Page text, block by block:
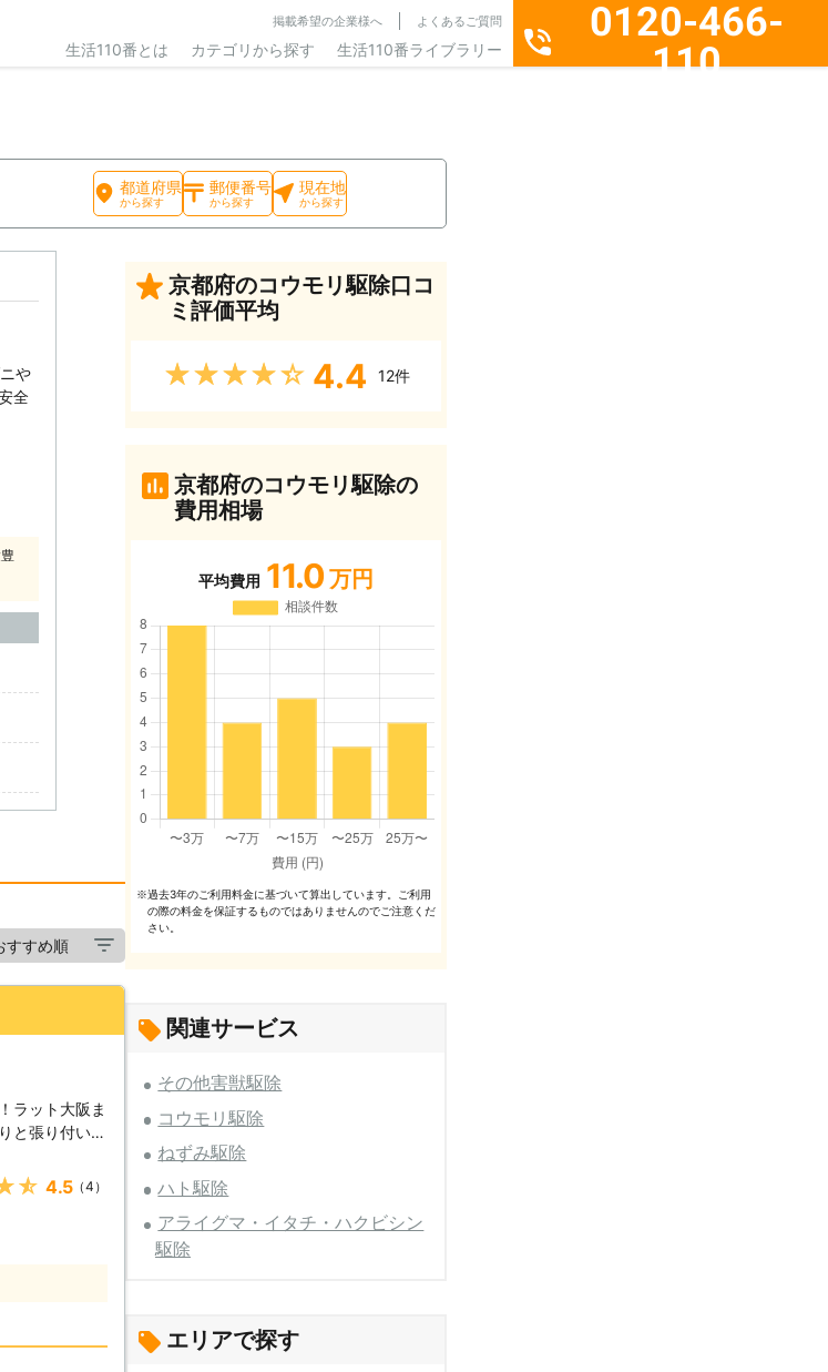
掲載希望の企業様へ よくあるご質問
生活110番とは カテゴリから探す 生活110番ライブラリー
0120-466-
110
都道府県
から探す
郵便番号
から探す
現在地
から探す
や
全
ラット大阪ま
と張り付いた
がたくさんい
らの隙間をぴ
せください。
でいるイメ
あまり出ない
4.5（4）
京都府のコウモリ駆除口コ
ミ評価平均
★★★★★ 4.4 12件
京都府のコウモリ駆除の
費用相場
平均費用 11.0 万円
※過去3年のご利⽤料⾦に基づいて算出しています。ご利⽤
の際の料⾦を保証するものではありませんのでご注意くだ
さい。
関連サービス
その他害獣駆除
コウモリ駆除
ねずみ駆除
ハト駆除
アライグマ・イタチ・ハクビシン
駆除
エリアで探す